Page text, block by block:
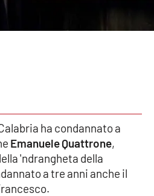
ha condannato a
Emanuele Quattrone,
'ndrangheta della
a tre anni anche il